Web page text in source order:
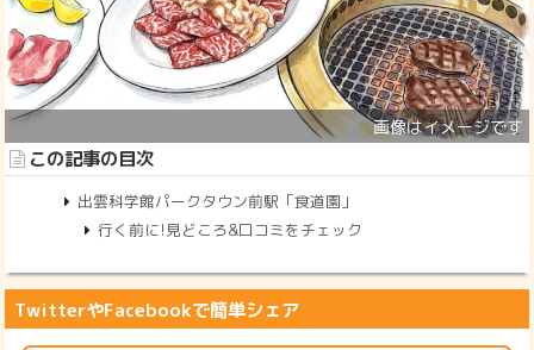
この記事の目次
出雲科学館パークタウン前駅「食道園」
行く前に!見どころ&口コミをチェック
TwitterやFacebookで簡単シェア